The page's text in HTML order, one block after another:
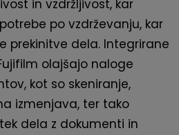
in vzdržljivost, kar
po vzdrževanju, kar
prekinitve dela. Integrirane
olajšajo naloge
kot so skeniranje,
izmenjava, ter tako
dela z dokumenti in